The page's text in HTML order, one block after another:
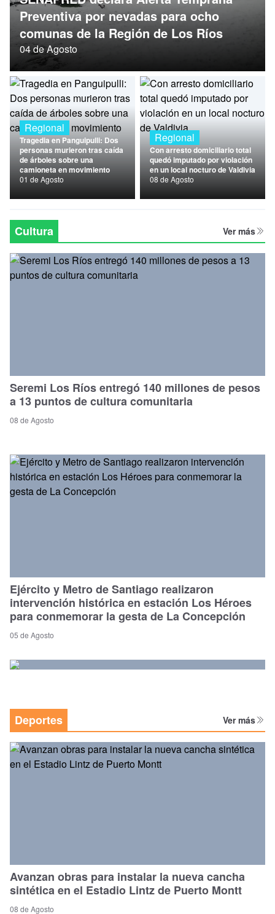
Nacional
Política
Preventiva por nevadas para ocho
comunas de la Región de Los Ríos
04 de Agosto
Regional
Tragedia en Panguipulli: Dos
personas murieron tras caída
de árboles sobre una
camioneta en movimiento
01 de Agosto
Regional
Con arresto domiciliario total
quedó imputado por violación
en un local nocturo de Valdivia
08 de Agosto
Cultura Ver más
Seremi Los Ríos entregó 140 millones de pesos
a 13 puntos de cultura comunitaria
08 de Agosto
Ejército y Metro de Santiago realizaron
intervención histórica en estación Los Héroes
para conmemorar la gesta de La Concepción
05 de Agosto
Deportes Ver más
Avanzan obras para instalar la nueva cancha
sintética en el Estadio Lintz de Puerto Montt
08 de Agosto